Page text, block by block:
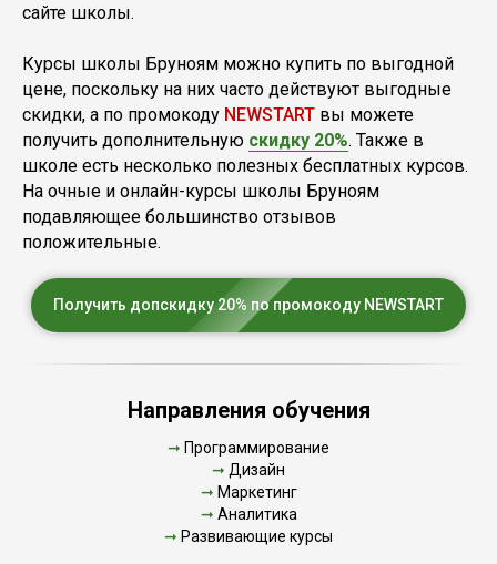
сайте школы.
Курсы школы Бруноям можно купить по выгодной
цене, поскольку на них часто действуют выгодные
скидки, а по промокоду NEWSTART вы можете
получить дополнительную скидку 20%. Также в
школе есть несколько полезных бесплатных курсов.
На очные и онлайн-курсы школы Бруноям
подавляющее большинство отзывов
положительные.
Получить допскидку 20% по промокоду NEWSTART
Направления обучения
➞ Программирование
➞ Дизайн
➞ Маркетинг
➞ Аналитика
➞ Развивающие курсы